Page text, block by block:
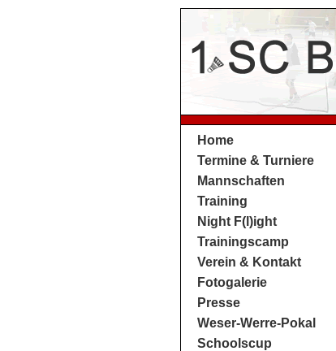
Home
Termine & Turniere
Mannschaften
Training
Night F(l)ight
Trainingscamp
Verein & Kontakt
Fotogalerie
Presse
Weser-Werre-Pokal
Schoolscup